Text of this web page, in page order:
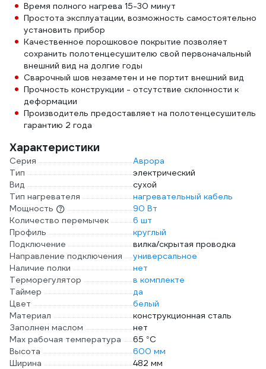
Время полного нагрева 15-30 минут
Простота эксплуатации, возможность самостоятельно
установить прибор
Качественное порошковое покрытие позволяет
сохранить полотенцесушителю свой первоначальный
внешний вид на долгие годы
Сварочный шов незаметен и не портит внешний вид
Прочность конструкции - отсутствие склонности к
деформации
Производитель предоставляет на полотенцесушитель
гарантию 2 года
Характеристики
Серия
Аврора
Тип
электрический
Вид
сухой
Тип нагревателя
нагревательный кабель
Мощность
90 Вт
Количество перемычек
6 шт
Профиль
круглый
Подключение
вилка/скрытая проводка
Направление подключения
универсальное
Наличие полки
нет
Терморегулятор
в комплекте
Таймер
да
Цвет
белый
Материал
конструкционная сталь
Заполнен маслом
нет
Max рабочая температура
65 °С
Высота
600 мм
Ширина
482 мм